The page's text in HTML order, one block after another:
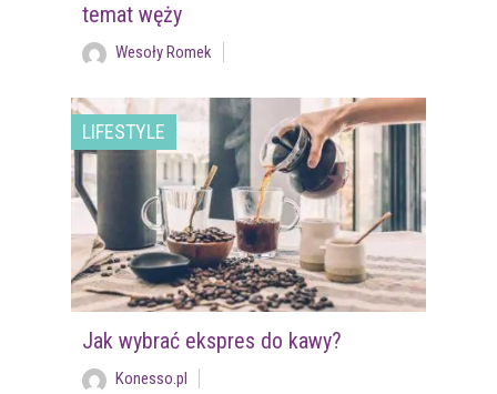
temat węży
Wesoły Romek
LIFESTYLE
Jak wybrać ekspres do kawy?
Konesso.pl